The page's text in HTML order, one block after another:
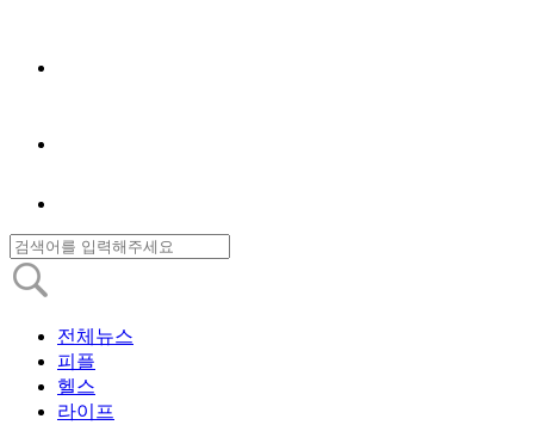
전체뉴스
피플
헬스
라이프